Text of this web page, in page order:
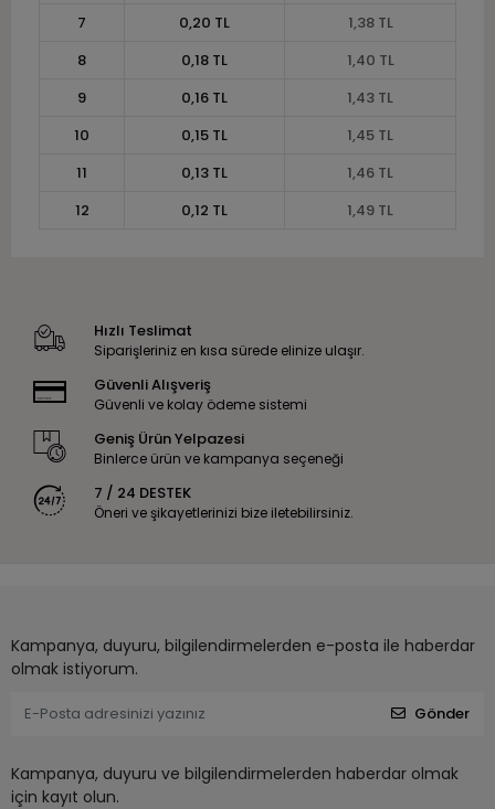
7
0,20 TL
1,38 TL
8
0,18 TL
1,40 TL
9
0,16 TL
1,43 TL
10
0,15 TL
1,45 TL
11
0,13 TL
1,46 TL
12
0,12 TL 1,49 TL
Hızlı Teslimat
Siparişleriniz en kısa sürede elinize ulaşır.
Güvenli Alışveriş
Güvenli ve kolay ödeme sistemi
Geniş Ürün Yelpazesi
Binlerce ürün ve kampanya seçeneği
7 / 24 DESTEK
Öneri ve şikayetlerinizi bize iletebilirsiniz.
Kampanya, duyuru, bilgilendirmelerden e-posta ile haberdar
olmak istiyorum.
Gönder
Kampanya, duyuru ve bilgilendirmelerden haberdar olmak
için kayıt olun.